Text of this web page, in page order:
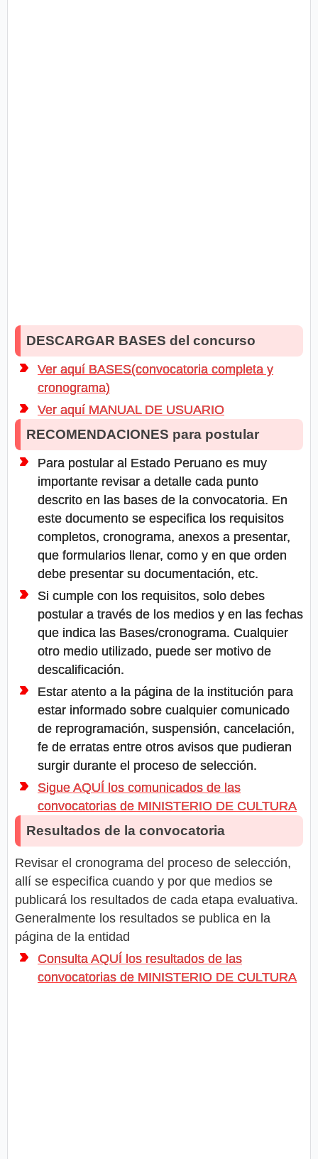
DESCARGAR BASES del concurso
Ver aquí BASES(convocatoria completa y
cronograma)
Ver aquí MANUAL DE USUARIO
RECOMENDACIONES para postular
Para postular al Estado Peruano es muy
importante revisar a detalle cada punto
descrito en las bases de la convocatoria. En
este documento se especifica los requisitos
completos, cronograma, anexos a presentar,
que formularios llenar, como y en que orden
debe presentar su documentación, etc.
Si cumple con los requisitos, solo debes
postular a través de los medios y en las fechas
que indica las Bases/cronograma. Cualquier
otro medio utilizado, puede ser motivo de
descalificación.
Estar atento a la página de la institución para
estar informado sobre cualquier comunicado
de reprogramación, suspensión, cancelación,
fe de erratas entre otros avisos que pudieran
surgir durante el proceso de selección.
Sigue AQUÍ los comunicados de las
convocatorias de MINISTERIO DE CULTURA
Resultados de la convocatoria
Revisar el cronograma del proceso de selección,
allí se especifica cuando y por que medios se
publicará los resultados de cada etapa evaluativa.
Generalmente los resultados se publica en la
página de la entidad
Consulta AQUÍ los resultados de las
convocatorias de MINISTERIO DE CULTURA